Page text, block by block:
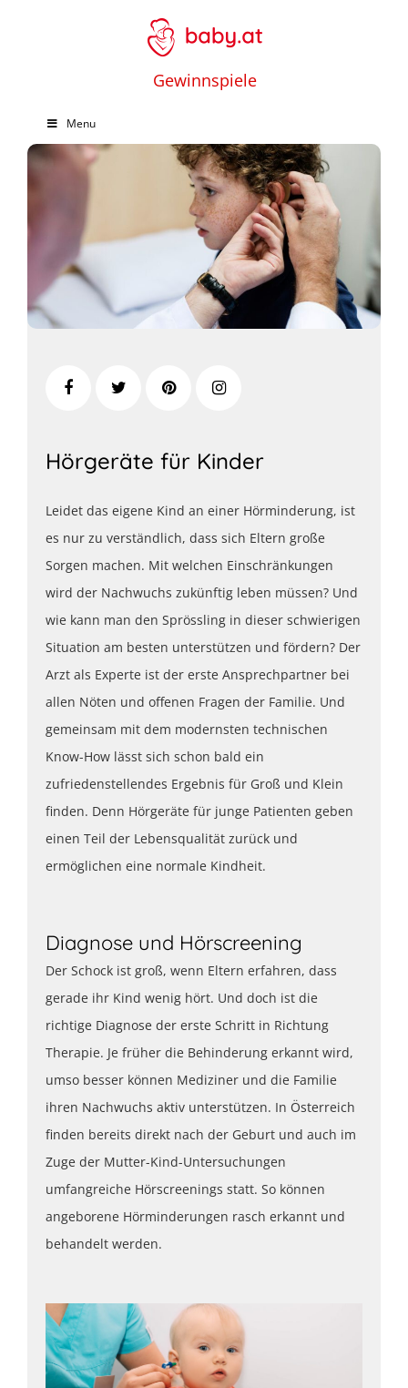
Gewinnspiele
Menu
Hörgeräte für Kinder
Leidet das eigene Kind an einer Hörminderung, ist
es nur zu verständlich, dass sich Eltern große
Sorgen machen. Mit welchen Einschränkungen
wird der Nachwuchs zukünftig leben müssen? Und
wie kann man den Sprössling in dieser schwierigen
Situation am besten unterstützen und fördern? Der
Arzt als Experte ist der erste Ansprechpartner bei
allen Nöten und offenen Fragen der Familie. Und
gemeinsam mit dem modernsten technischen
Know-How lässt sich schon bald ein
zufriedenstellendes Ergebnis für Groß und Klein
finden. Denn Hörgeräte für junge Patienten geben
einen Teil der Lebensqualität zurück und
ermöglichen eine normale Kindheit.
Diagnose und Hörscreening
Der Schock ist groß, wenn Eltern erfahren, dass
gerade ihr Kind wenig hört. Und doch ist die
richtige Diagnose der erste Schritt in Richtung
Therapie. Je früher die Behinderung erkannt wird,
umso besser können Mediziner und die Familie
ihren Nachwuchs aktiv unterstützen. In Österreich
finden bereits direkt nach der Geburt und auch im
Zuge der Mutter-Kind-Untersuchungen
umfangreiche Hörscreenings statt. So können
angeborene Hörminderungen rasch erkannt und
behandelt werden.